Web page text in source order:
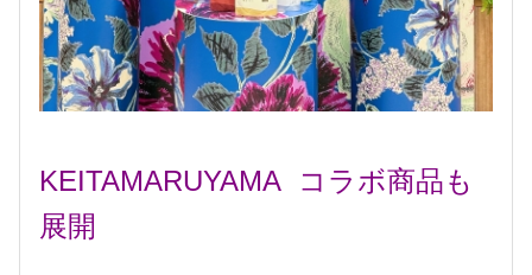
KEITAMARUYAMA コラボ商品も
展開